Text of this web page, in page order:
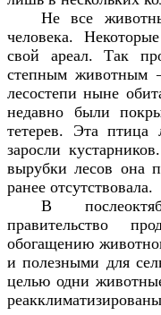
Не все
человека.
свой ареал. Так
степным животным
лесостепи ныне
недавно были
тетерев. Эта птица
заросли
вырубки лесов она
ранее отсутствовала.
В
правительство
обогащению
и полезными для
целью одни